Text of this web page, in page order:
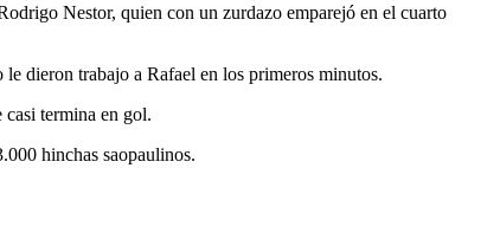
Nestor, quien con un zurdazo emparejó en el cuarto
dieron trabajo a Rafael en los primeros minutos.
termina en gol.
hinchas saopaulinos.